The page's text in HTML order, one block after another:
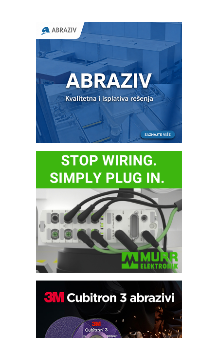
Trajna oznaka kao dugoročna korist
Bezbednost na prvom mestu!